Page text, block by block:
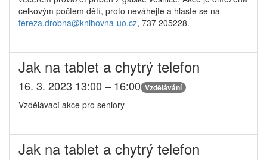
celkovým počtem dětí, proto neváhejte a hlaste se na
tereza.drobna@knihovna-uo.cz, 737 205228.
Jak na tablet a chytrý telefon
16. 3. 2023 13:00 – 16:00 Vzdělávání
Vzdělávací akce pro seniory
Jak na tablet a chytrý telefon